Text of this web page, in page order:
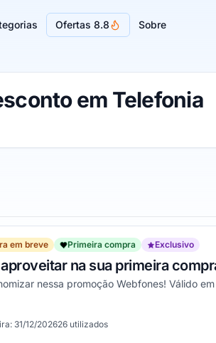
Ofertas 8.8 Sobre
em Telefonia
em breve Primeira compra Exclusivo
na sua primeira
nessa promoção Webfones! Válido
funcionou
31/12/202626 utilizados